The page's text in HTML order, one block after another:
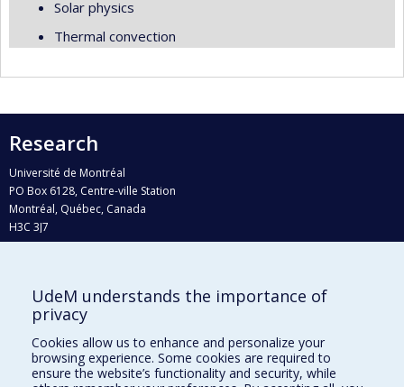
Solar physics
Thermal convection
Research
Université de Montréal
PO Box 6128, Centre-ville Station
Montréal, Québec, Canada
H3C 3J7
Who does what?
Find us
Site map
UdeM understands the importance of
privacy
Cookies allow us to enhance and personalize your
browsing experience. Some cookies are required to
ensure the website’s functionality and security, while